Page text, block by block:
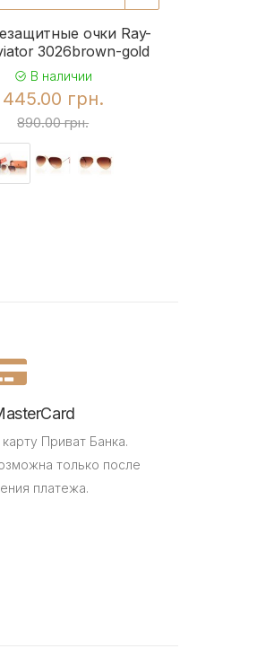
очки Ray-
3026brown-gold
В наличии
445.00 грн.
890.00 грн.
Приват Банка.
только после
платежа.